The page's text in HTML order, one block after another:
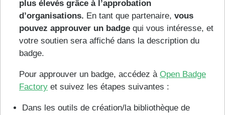
plus élevés grâce à l’approbation
d’organisations. En tant que partenaire, vous
pouvez approuver un badge qui vous intéresse, et
votre soutien sera affiché dans la description du
badge.
Pour approuver un badge, accédez à Open Badge
Factory et suivez les étapes suivantes :
Dans les outils de création/la bibliothèque de